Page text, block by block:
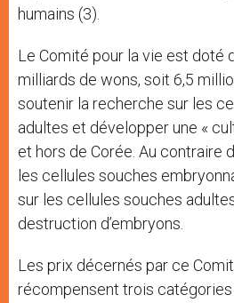
humains (3).
Le Comité pour la vie est doté
milliards de wons, soit 6,5
soutenir la recherche sur les
adultes et développer une «
et hors de Corée. Au contraire
les cellules souches
sur les cellules souches
destruction d’embryons.
Les prix décernés par ce
récompensent trois catégories